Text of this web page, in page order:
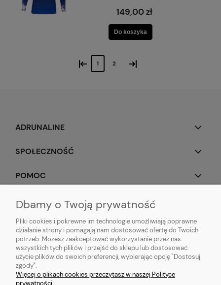
149,00 zł
Do koszyka
« 1 2 »
ADRUNALINE
SPOŁECZNOŚĆ
POMOC
OBSERWUJ NAS
Popularne produkty:Koszulki do biegania|Topy do biegania|Bluzy do
biegania| Longsleeve do biegania|Kurtki do biegania|Kamizelki do
biegania| Legginsy do biegania
Dbamy o Twoją prywatność
Pliki cookies i pokrewne im technologie umożliwiają poprawne
działanie strony i pomagają nam dostosować ofertę do Twoich
potrzeb. Możesz zaakceptować wykorzystanie przez nas
wszystkich tych plików i przejść do sklepu lub dostosować
użycie plików do swoich preferencji, wybierając opcję "Dostosuj
zgody".
Więcej o plikach cookies przeczytasz w naszej Polityce
prywatności.